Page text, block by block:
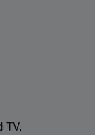
TV,